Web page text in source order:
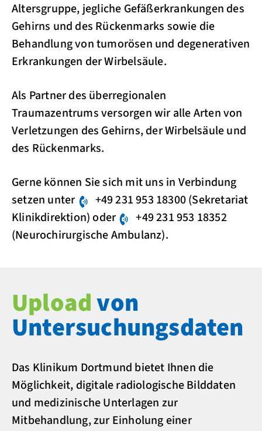
Altersgruppe, jegliche Gefäßerkrankungen des
Gehirns und des Rückenmarks sowie die
Behandlung von tumorösen und degenerativen
Erkrankungen der Wirbelsäule.
Als Partner des überregionalen
Traumazentrums versorgen wir alle Arten von
Verletzungen des Gehirns, der Wirbelsäule und
des Rückenmarks.
Gerne können Sie sich mit uns in Verbindung
setzen unter
+49 231 953 18300(Sekretariat
Klinikdirektion) oder
+49 231 953 18352
(Neurochirurgische Ambulanz).
Uploadvon
Untersuchungsdaten
Das Klinikum Dortmund bietet Ihnen die
Möglichkeit, digitale radiologische Bilddaten
und medizinische Unterlagen zur
Mitbehandlung, zur Einholung einer